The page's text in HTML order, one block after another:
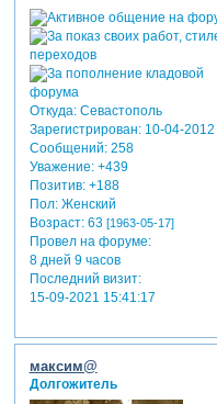
Откуда:Севастополь
Зарегистрирован: 10-04-2012
Сообщений:258
Уважение: +439
Позитив: +188
Пол:Женский
Возраст:63 [1963-05-17]
Провел на форуме:
8 дней 9 часов
Последний визит:
15-09-2021 15:41:17
максим@
Долгожитель